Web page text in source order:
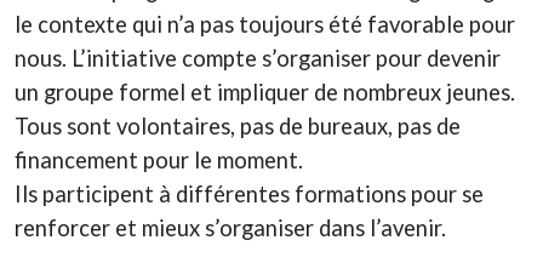
le contexte qui n’a pas toujours été favorable pour
nous. L’initiative compte s’organiser pour devenir
un groupe formel et impliquer de nombreux jeunes.
Tous sont volontaires, pas de bureaux, pas de
financement pour le moment.
Ils participent à différentes formations pour se
renforcer et mieux s’organiser dans l’avenir.